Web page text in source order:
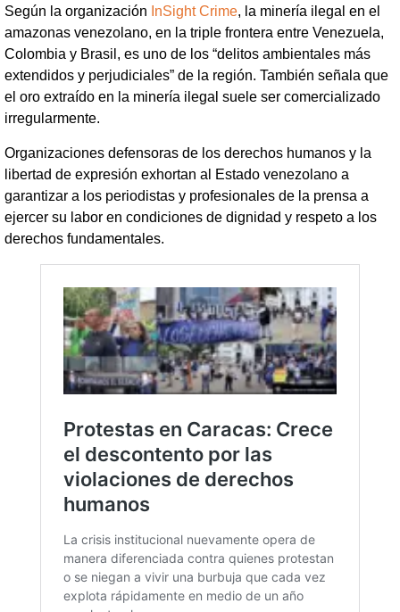
Según la organización InSight Crime, la minería ilegal en el
amazonas venezolano, en la triple frontera entre Venezuela,
Colombia y Brasil, es uno de los “delitos ambientales más
extendidos y perjudiciales” de la región. También señala que
el oro extraído en la minería ilegal suele ser comercializado
irregularmente.
Organizaciones defensoras de los derechos humanos y la
libertad de expresión exhortan al Estado venezolano a
garantizar a los periodistas y profesionales de la prensa a
ejercer su labor en condiciones de dignidad y respeto a los
derechos fundamentales.